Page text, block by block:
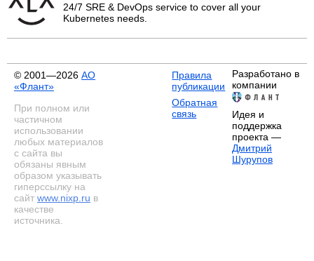
24/7 SRE & DevOps service to cover all your
Kubernetes needs.
© 2001—2026 АО
«Флант»
При полном или
частичном
использовании
любых материалов
с сайта вы
обязаны явным
образом указывать
гиперссылку на
сайт www.nixp.ru в
качестве
источника.
Правила
публикации
Обратная
связь
Разработано в
компании
Идея и
поддержка
проекта —
Дмитрий
Шурупов